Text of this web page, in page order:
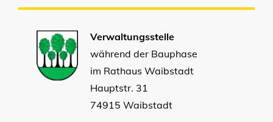
Verwaltungsstelle
während der Bauphase
im Rathaus Waibstadt
Hauptstr. 31
74915 Waibstadt